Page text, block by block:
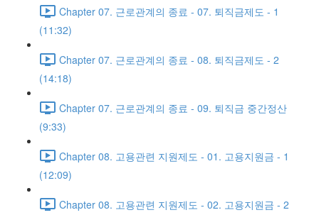
Chapter 07. 근로관계의 종료 - 07. 퇴직금제도 - 1
(11:32)
Chapter 07. 근로관계의 종료 - 08. 퇴직금제도 - 2
(14:18)
Chapter 07. 근로관계의 종료 - 09. 퇴직금 중간정산
(9:33)
Chapter 08. 고용관련 지원제도 - 01. 고용지원금 - 1
(12:09)
Chapter 08. 고용관련 지원제도 - 02. 고용지원금 - 2